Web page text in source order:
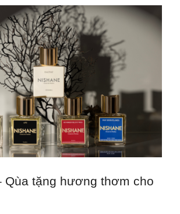
Qùa tặng hương thơm cho